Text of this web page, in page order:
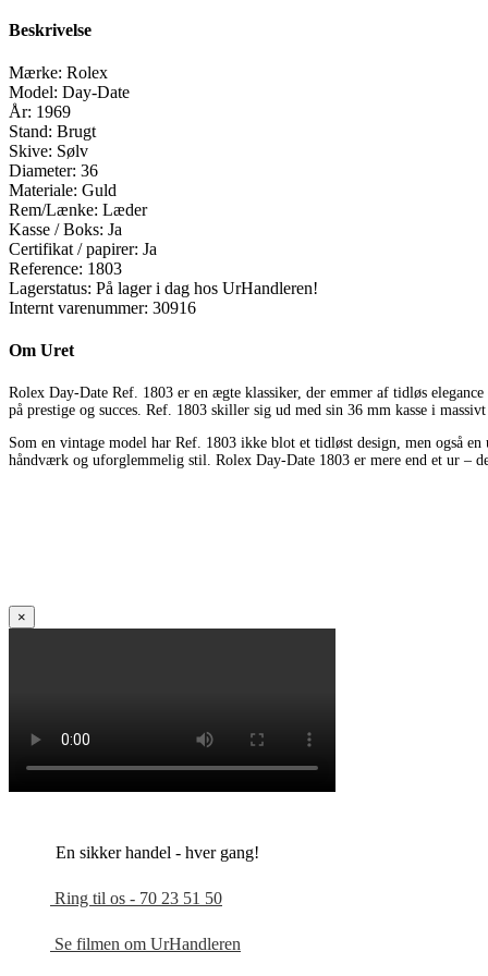
Beskrivelse
Mærke: Rolex
Model: Day-Date
År: 1969
Stand: Brugt
Skive: Sølv
Diameter: 36
Materiale: Guld
Rem/Lænke: Læder
Kasse / Boks: Ja
Certifikat / papirer: Ja
Reference: 1803
Lagerstatus: På lager i dag hos UrHandleren!
Internt varenummer: 30916
Om Uret
Rolex Day-Date Ref. 1803 er en ægte klassiker, der emmer af tidløs
på prestige og succes. Ref. 1803 skiller sig ud med sin 36 mm kasse i
Som en vintage model har Ref. 1803 ikke blot et tidløst design, men også
håndværk og uforglemmelig stil. Rolex Day-Date 1803 er mere end et ur –
×
En sikker handel - hver gang!
Ring til os - 70 23 51 50
Se filmen om UrHandleren